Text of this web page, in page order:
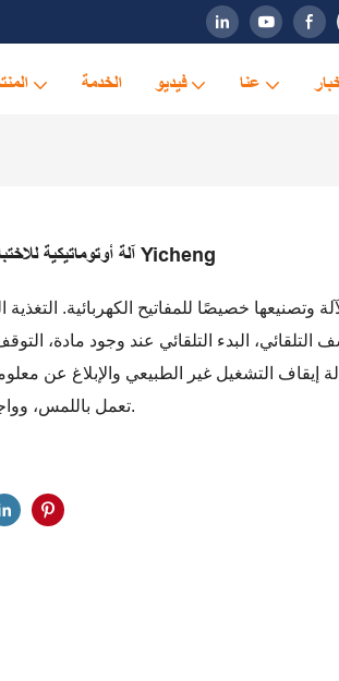
الخدمة فيديو عنا
آلة أوتوماتيكية للاختبار الوظيفي للتبديل حسب الطلب من Yicheng
وتصنيعها خصيصًا للمفاتيح الكهربائية. التغذية
التلقائي، البدء التلقائي عند وجود مادة،
إيقاف التشغيل غير الطبيعي والإبلاغ عن
تعمل باللمس، وواجهة بديهية، وتشغيل بسيط وآمن.